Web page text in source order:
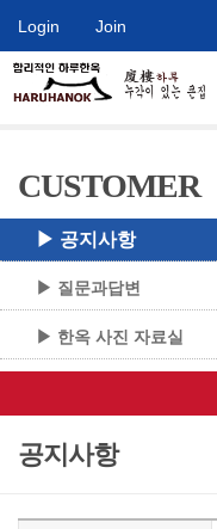
Login Join
CUSTOMER
▶ 공지사항
▶ 질문과답변
▶ 한옥 사진 자료실
공지사항